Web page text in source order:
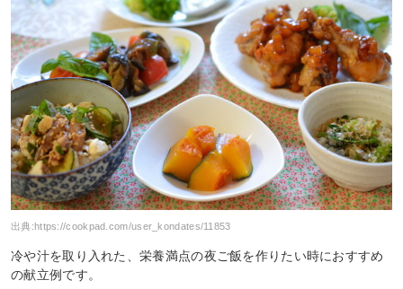
出典:https://cookpad.com/user_kondates/11853
冷や汁を取り入れた、栄養満点の夜ご飯を作りたい時におすすめ
の献立例です。